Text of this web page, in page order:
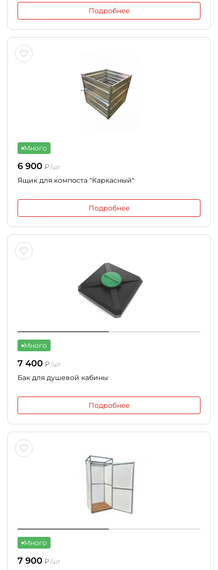
Подробнее
Много
6 900 ₽/шт
Ящик для компоста "Каркасный"
Подробнее
Много
7 400 ₽/шт
Бак для душевой кабины
Подробнее
Много
7 900 ₽/шт